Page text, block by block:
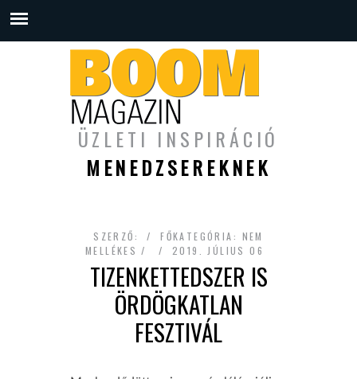
ÜZLETI INSPIRÁCIÓ
MENEDZSEREKNEK
SZERZŐ: FŐKATEGÓRIA: NEM
MELLÉKES
2019. JÚLIUS 06
TIZENKETTEDSZER IS
ÖRDÖGKATLAN
FESZTIVÁL